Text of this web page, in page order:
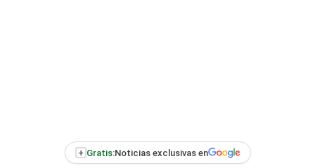
+ Gratis:Noticias exclusivas en